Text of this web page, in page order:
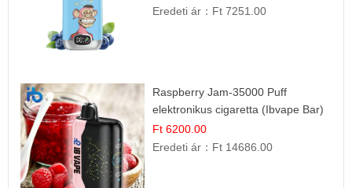
Eredeti ár： Ft 7251.00
Raspberry Jam-35000 Puff
elektronikus cigaretta (Ibvape Bar)
Ft 6200.00
Eredeti ár： Ft 14686.00